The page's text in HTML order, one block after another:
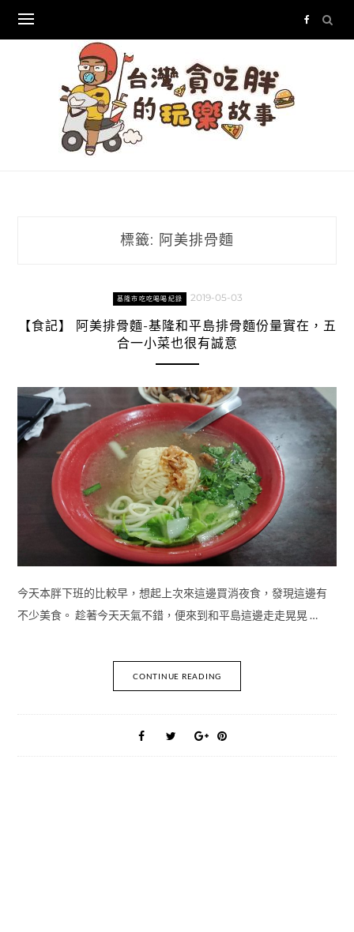
content
標籤: 阿美排骨麵
基隆市吃吃喝喝紀錄 2019-05-03
【食記】 阿美排骨麵-基隆和平島排骨麵份量實在，五
合一小菜也很有誠意
今天本胖下班的比較早，想起上次來這邊買消夜食，發現這邊有
不少美食。 趁著今天天氣不錯，便來到和平島這邊走走晃晃 …
CONTINUE READING